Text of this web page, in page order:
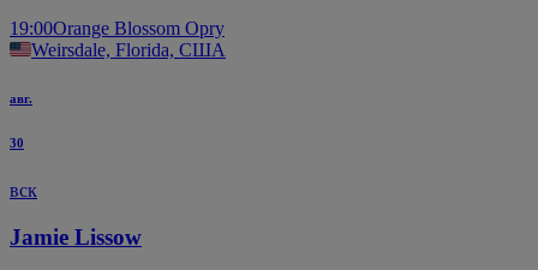
19:00Orange Blossom Opry
Weirsdale, Florida, США
авг.
30
вск
Jamie Lissow